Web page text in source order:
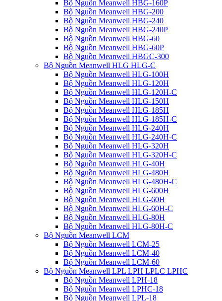
Bộ Nguồn Meanwell HBG-160P
Bộ Nguồn Meanwell HBG-200
Bộ Nguồn Meanwell HBG-240
Bộ Nguồn Meanwell HBG-240P
Bộ Nguồn Meanwell HBG-60
Bộ Nguồn Meanwell HBG-60P
Bộ Nguồn Meanwell HBGC-300
Bộ Nguồn Meanwell HLG HLG-C
Bộ Nguồn Meanwell HLG-100H
Bộ Nguồn Meanwell HLG-120H
Bộ Nguồn Meanwell HLG-120H-C
Bộ Nguồn Meanwell HLG-150H
Bộ Nguồn Meanwell HLG-185H
Bộ Nguồn Meanwell HLG-185H-C
Bộ Nguồn Meanwell HLG-240H
Bộ Nguồn Meanwell HLG-240H-C
Bộ Nguồn Meanwell HLG-320H
Bộ Nguồn Meanwell HLG-320H-C
Bộ Nguồn Meanwell HLG-40H
Bộ Nguồn Meanwell HLG-480H
Bộ Nguồn Meanwell HLG-480H-C
Bộ Nguồn Meanwell HLG-600H
Bộ Nguồn Meanwell HLG-60H
Bộ Nguồn Meanwell HLG-60H-C
Bộ Nguồn Meanwell HLG-80H
Bộ Nguồn Meanwell HLG-80H-C
Bộ Nguồn Meanwell LCM
Bộ Nguồn Meanwell LCM-25
Bộ Nguồn Meanwell LCM-40
Bộ Nguồn Meanwell LCM-60
Bộ Nguồn Meanwell LPL LPH LPLC LPHC
Bộ Nguồn Meanwell LPH-18
Bộ Nguồn Meanwell LPHC-18
Bộ Nguồn Meanwell LPL-18